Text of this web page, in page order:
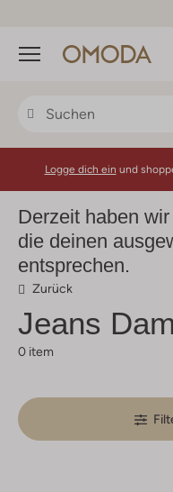
Menü
Logge dich ein und
Derzeit haben
die deinen
entsprechen.
Zurück
Jeans
0 item